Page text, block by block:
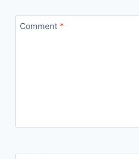
Comment *